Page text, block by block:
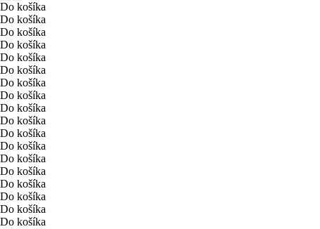
Do košíka
Do košíka
Do košíka
Do košíka
Do košíka
Do košíka
Do košíka
Do košíka
Do košíka
Do košíka
Do košíka
Do košíka
Do košíka
Do košíka
Do košíka
Do košíka
Do košíka
Do košíka